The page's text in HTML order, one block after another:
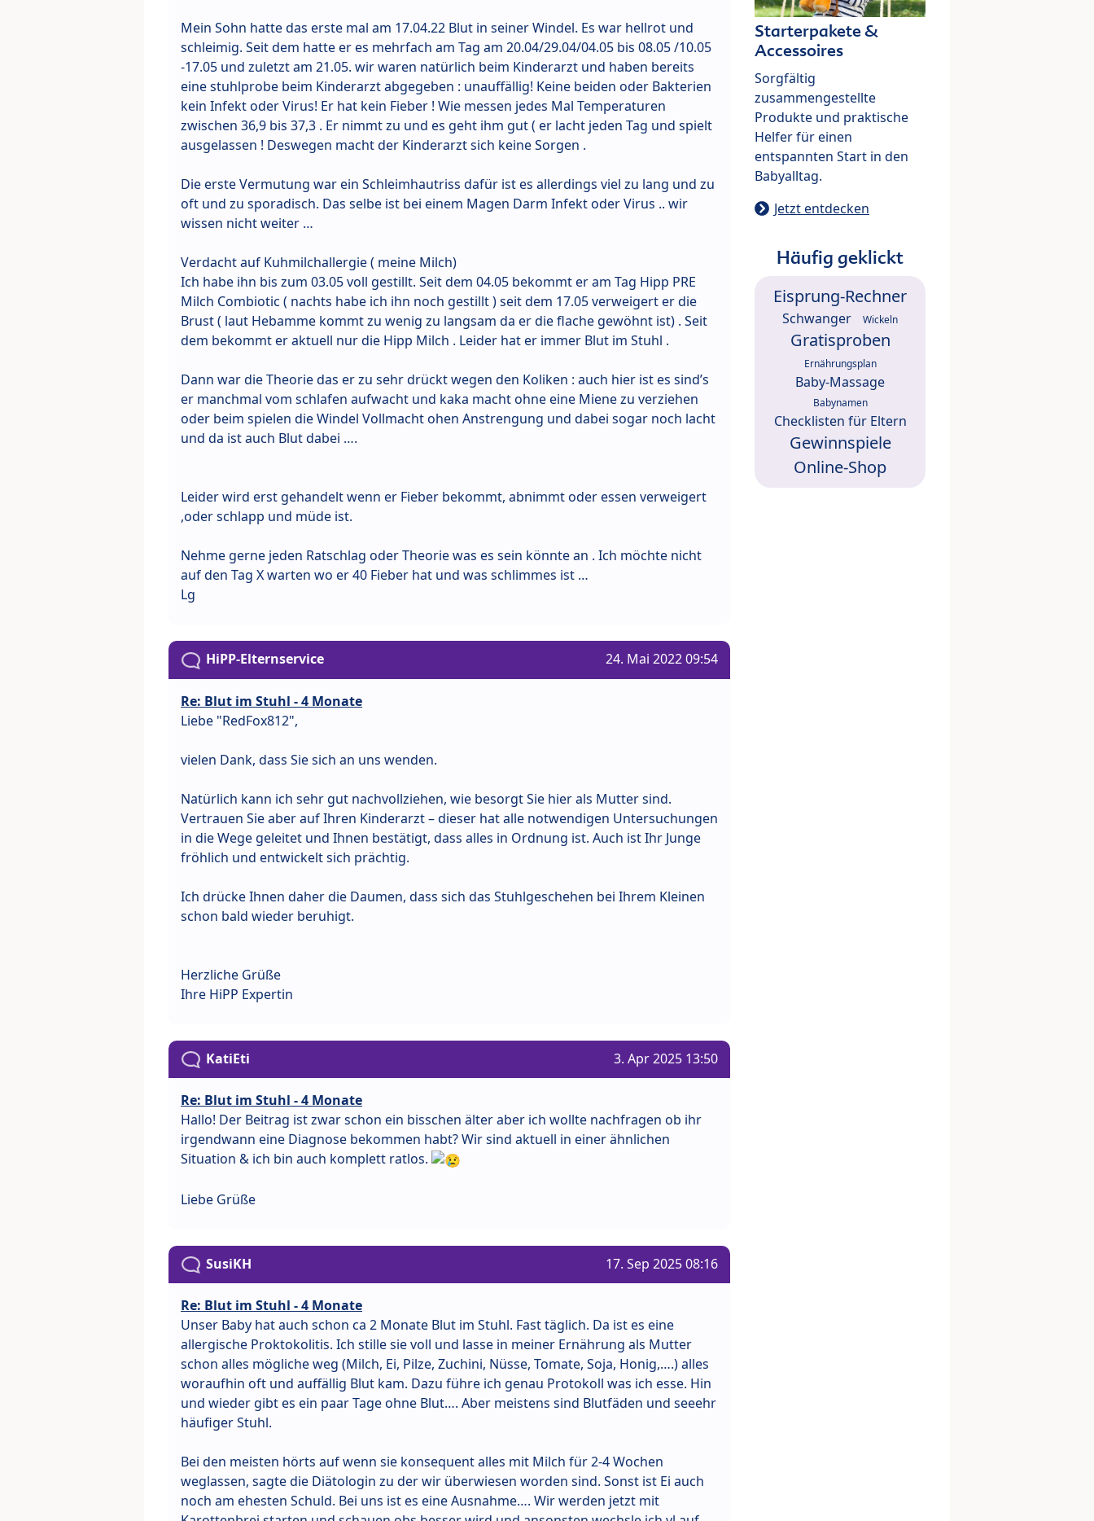
Mein Sohn hatte das erste mal am 17.04.22 Blut in seiner Windel. Es war hellrot und
schleimig. Seit dem hatte er es mehrfach am Tag am 20.04/29.04/04.05 bis 08.05 /10.05
-17.05 und zuletzt am 21.05. wir waren natürlich beim Kinderarzt und haben bereits
eine stuhlprobe beim Kinderarzt abgegeben : unauffällig! Keine beiden oder Bakterien
kein Infekt oder Virus! Er hat kein Fieber ! Wie messen jedes Mal Temperaturen
zwischen 36,9 bis 37,3 . Er nimmt zu und es geht ihm gut ( er lacht jeden Tag und spielt
ausgelassen ! Deswegen macht der Kinderarzt sich keine Sorgen .
Die erste Vermutung war ein Schleimhautriss dafür ist es allerdings viel zu lang und zu
oft und zu sporadisch. Das selbe ist bei einem Magen Darm Infekt oder Virus .. wir
wissen nicht weiter …
Verdacht auf Kuhmilchallergie ( meine Milch)
Ich habe ihn bis zum 03.05 voll gestillt. Seit dem 04.05 bekommt er am Tag Hipp PRE
Milch Combiotic ( nachts habe ich ihn noch gestillt ) seit dem 17.05 verweigert er die
Brust ( laut Hebamme kommt zu wenig zu langsam da er die flache gewöhnt ist) . Seit
dem bekommt er aktuell nur die Hipp Milch . Leider hat er immer Blut im Stuhl .
Dann war die Theorie das er zu sehr drückt wegen den Koliken : auch hier ist es sind’s
er manchmal vom schlafen aufwacht und kaka macht ohne eine Miene zu verziehen
oder beim spielen die Windel Vollmacht ohen Anstrengung und dabei sogar noch lacht
und da ist auch Blut dabei ….
Leider wird erst gehandelt wenn er Fieber bekommt, abnimmt oder essen verweigert
,oder schlapp und müde ist.
Nehme gerne jeden Ratschlag oder Theorie was es sein könnte an . Ich möchte nicht
auf den Tag X warten wo er 40 Fieber hat und was schlimmes ist …
Lg
HiPP-Elternservice 24. Mai 2022 09:54
Re: Blut im Stuhl - 4 Monate
Liebe "RedFox812",
vielen Dank, dass Sie sich an uns wenden.
Natürlich kann ich sehr gut nachvollziehen, wie besorgt Sie hier als Mutter sind.
Vertrauen Sie aber auf Ihren Kinderarzt – dieser hat alle notwendigen Untersuchungen
in die Wege geleitet und Ihnen bestätigt, dass alles in Ordnung ist. Auch ist Ihr Junge
fröhlich und entwickelt sich prächtig.
Ich drücke Ihnen daher die Daumen, dass sich das Stuhlgeschehen bei Ihrem Kleinen
schon bald wieder beruhigt.
Herzliche Grüße
Ihre HiPP Expertin
KatiEti 3. Apr 2025 13:50
Re: Blut im Stuhl - 4 Monate
Hallo! Der Beitrag ist zwar schon ein bisschen älter aber ich wollte nachfragen ob ihr
irgendwann eine Diagnose bekommen habt? Wir sind aktuell in einer ähnlichen
Situation & ich bin auch komplett ratlos.
Liebe Grüße
SusiKH 17. Sep 2025 08:16
Re: Blut im Stuhl - 4 Monate
Unser Baby hat auch schon ca 2 Monate Blut im Stuhl. Fast täglich. Da ist es eine
allergische Proktokolitis. Ich stille sie voll und lasse in meiner Ernährung als Mutter
schon alles mögliche weg (Milch, Ei, Pilze, Zuchini, Nüsse, Tomate, Soja, Honig,….) alles
woraufhin oft und auffällig Blut kam. Dazu führe ich genau Protokoll was ich esse. Hin
und wieder gibt es ein paar Tage ohne Blut…. Aber meistens sind Blutfäden und seeehr
häufiger Stuhl.
Bei den meisten hörts auf wenn sie konsequent alles mit Milch für 2-4 Wochen
weglassen, sagte die Diätologin zu der wir überwiesen worden sind. Sonst ist Ei auch
noch am ehesten Schuld. Bei uns ist es eine Ausnahme…. Wir werden jetzt mit
Starterpakete &
Accessoires
Sorgfältig
zusammengestellte
Produkte und praktische
Helfer für einen
entspannten Start in den
Babyalltag.
Jetzt entdecken
Häufig geklickt
Eisprung-Rechner
Schwanger Wickeln
Gratisproben
Ernährungsplan
Baby-Massage
Babynamen
Checklisten für Eltern
Gewinnspiele
Online-Shop